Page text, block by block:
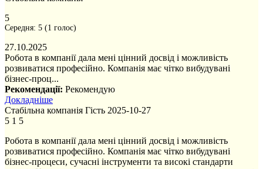
5
Середня: 5 (1 голос)
27.10.2025
Робота в компанії дала мені цінний досвід і можливість
розвиватися професійно. Компанія має чітко вибудувані
бізнес-проц...
Рекомендації: Рекомендую
Докладніше
Стабільна компанія Гість 2025-10-27
5 1 5
Робота в компанії дала мені цінний досвід і можливість
розвиватися професійно. Компанія має чітко вибудувані
бізнес-процеси, сучасні інструменти та високі стандарти